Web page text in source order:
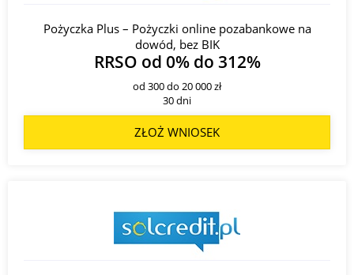
Pożyczka Plus – Pożyczki online pozabankowe na
dowód, bez BIK
RRSO od 0% do 312%
od 300 do 20 000 zł
30 dni
ZŁOŻ WNIOSEK